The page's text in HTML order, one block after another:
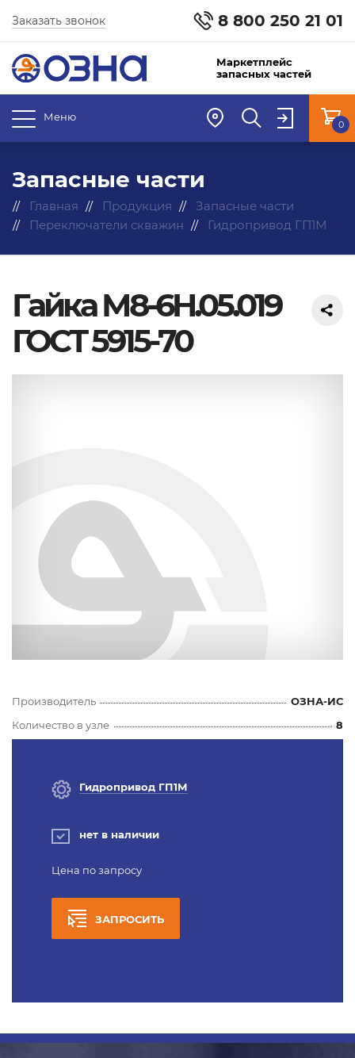
8 800 250 21 01
Заказать звонок
Маркетплейс
запасных частей
Меню
0
Запасные части
Главная Продукция
Запасные части
Переключатели скважин
Гидропривод ГП1М
Гайка М8-6H.05.019
ГОСТ 5915-70
Производитель
ОЗНА-ИС
Количество в узле
8
Гидропривод ГП1М
нет в наличии
Цена по запросу
ЗАПРОСИТЬ